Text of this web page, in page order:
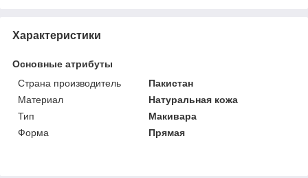
Характеристики
Основные атрибуты
Страна производитель
Пакистан
Материал
Натуральная кожа
Тип
Макивара
Форма
Прямая